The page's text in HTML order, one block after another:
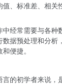
值、标准差、相
中经常需要与各种
数据预处理和分析
便捷。
言的初学者来说，